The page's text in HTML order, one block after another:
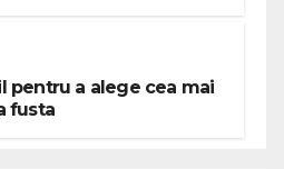
pentru a alege cea mai
fusta